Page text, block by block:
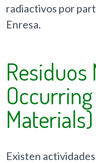
radiactivos por
Enresa.
Residuos
Materials)
Existen